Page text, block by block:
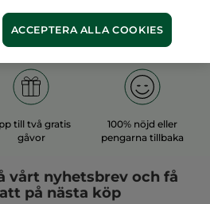
till två gratis
gåvor
100% nöjd eller
pengarna tillbaka
vårt nyhetsbrev och få
på nästa köp
ACCEPTERA ALLA COOKIES